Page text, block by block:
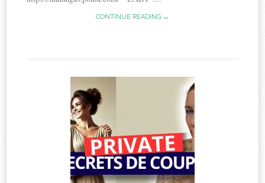
CONTINUE READING →